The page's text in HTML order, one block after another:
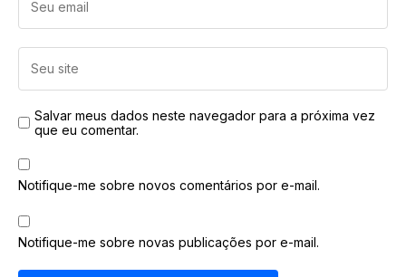
Salvar meus dados neste navegador para a próxima vez
que eu comentar.
Notifique-me sobre novos comentários por e-mail.
Notifique-me sobre novas publicações por e-mail.